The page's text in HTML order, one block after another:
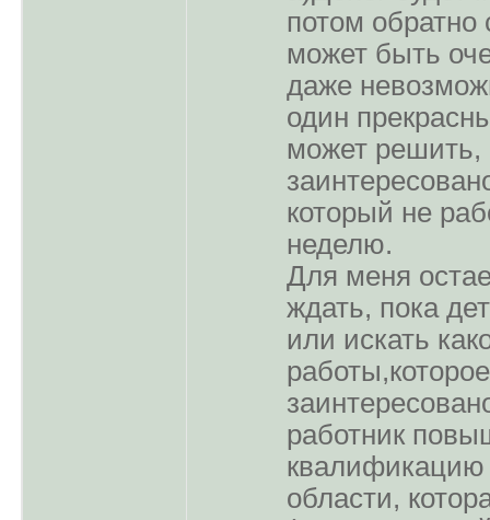
потом обратно
может быть
даже
один
может решить,
который не
неделю.
Для меня
ждать, пока
или искать
работник
квалификацию
области,